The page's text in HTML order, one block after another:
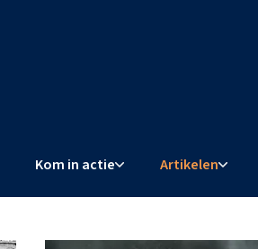
Kom in actie Artikelen